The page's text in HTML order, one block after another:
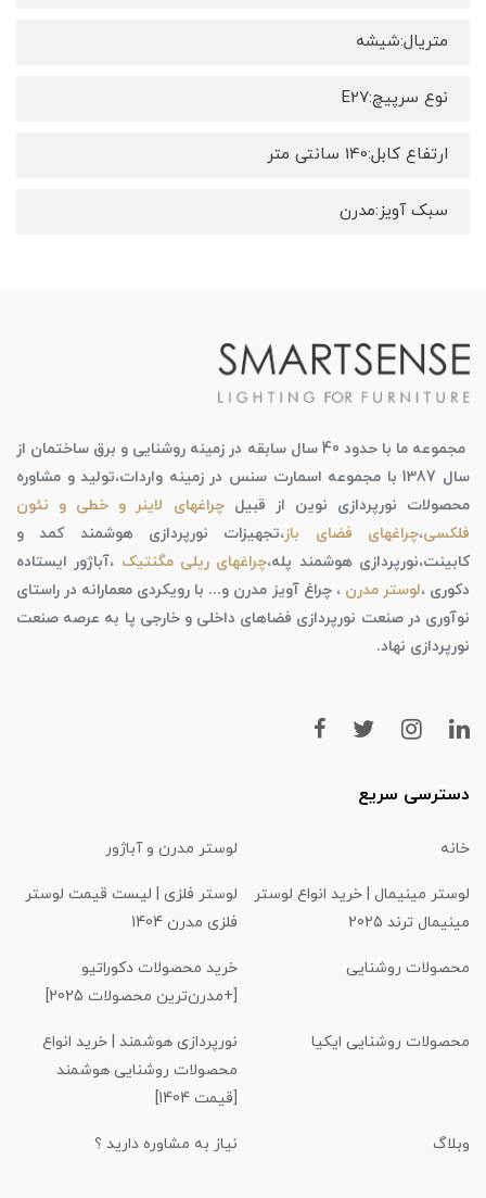
متریال:شیشه
نوع سرپیچ:E27
ارتفاع کابل:140 سانتی متر
سبک آویز:مدرن
مجموعه ما با حدود 40 سال سابقه در زمینه روشنایی و برق ساختمان از
سال 1387 با مجموعه اسمارت سنس در زمینه واردات،تولید و مشاوره
محصولات نورپردازی نوین از قبیلچراغهای لاینر و خطی و نئون
فلکسی،چراغهای فضای باز،تجهیزات نورپردازی هوشمند کمد و
کابینت،نورپردازی هوشمند پله،چراغهای ریلی مگنتیک ،آباژور ایستاده
دکوری ،لوستر مدرن ، چراغ آویز مدرن و... با رویکردی معمارانه در راستای
نوآوری در صنعت نورپردازی فضاهای داخلی و خارجی پا به عرصه صنعت
نورپردازی نهاد.
دسترسی سریع
خانه لوستر مدرن و آباژور
لوستر مینیمال | خرید انواع لوستر
مینیمال ترند 2025
لوستر فلزی | لیست قیمت لوستر
فلزی مدرن 1404
محصولات روشنایی
خرید محصولات دکوراتیو
[+مدرن‌ترین محصولات 2025]
محصولات روشنایی ایکیا
نورپردازی هوشمند | خرید انواع
محصولات روشنایی هوشمند
[قیمت 1404]
وبلاگ نیاز به مشاوره دارید ؟